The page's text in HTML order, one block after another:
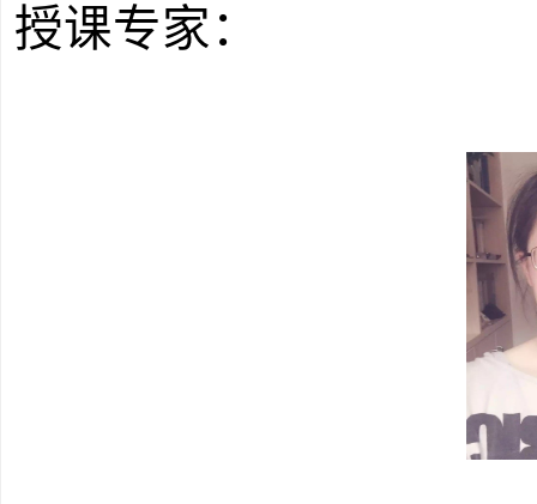
授课专家：